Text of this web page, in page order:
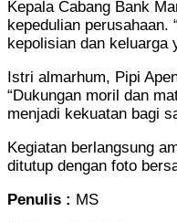
Kepala Cabang Bank
kepedulian perusahaan.
kepolisian dan keluarga
Istri almarhum, Pipi
“Dukungan moril dan
menjadi kekuatan bagi
Kegiatan berlangsung
ditutup dengan foto
Penulis : MS